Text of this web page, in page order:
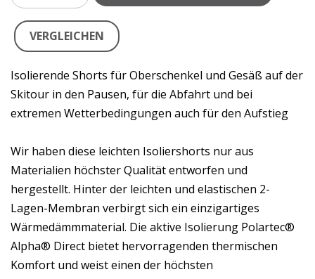
VERGLEICHEN
Isolierende Shorts für Oberschenkel und Gesäß auf der
Skitour in den Pausen, für die Abfahrt und bei
extremen Wetterbedingungen auch für den Aufstieg
Wir haben diese leichten Isoliershorts nur aus
Materialien höchster Qualität entworfen und
hergestellt. Hinter der leichten und elastischen 2-
Lagen-Membran verbirgt sich ein einzigartiges
Wärmedämmmaterial. Die aktive Isolierung Polartec®
Alpha® Direct bietet hervorragenden thermischen
Komfort und weist einen der höchsten